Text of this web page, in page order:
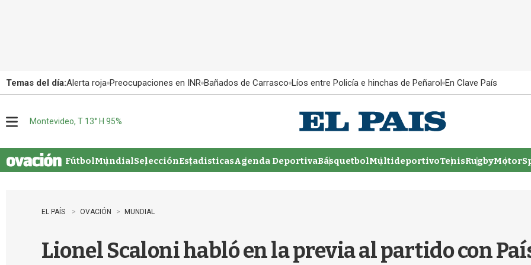
Temas del día:Alerta roja Preocupaciones en INR Bañados de Carrasco Líos entre Policía e hinchas de Peñarol En Clave País
u
Montevideo, T 13° H 95%
FútbolMundialSelecciónEstadisticasAgenda DeportivaBásquetbolMultideportivoTenisRugby
EL PAÍS OVACIÓN MUNDIAL
Lionel Scaloni habló en la previa al partido con